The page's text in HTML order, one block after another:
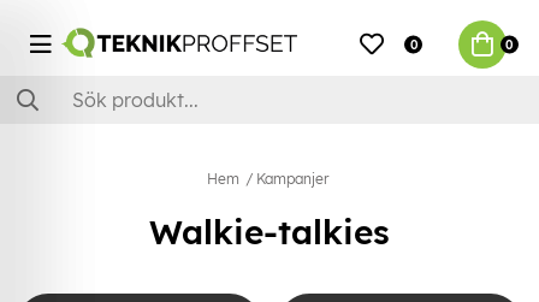
0 0
Hem Kampanjer
Walkie-talkies